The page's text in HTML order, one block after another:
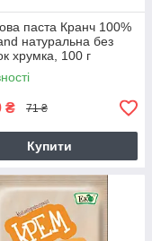
паста Кранч 100%
натуральна без
хрумка, 100 г
₴ 71 ₴
Купити